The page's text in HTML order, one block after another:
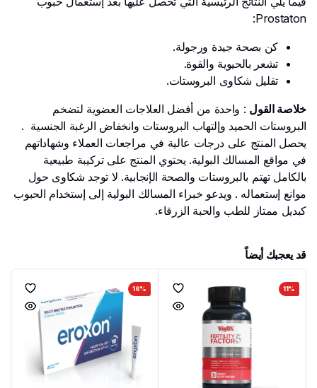
Prostaton:
كن بصحة جيدة ورجولة.
تشعر بالحيوية والقوة.
تقليل شكاوى البروستات.
خلاصة القول : واحدة من أفضل العلاجات العضوية لتضخم
البروستات الحميد وإلتهاب البروستات وانخفاض الرغبة الجنسية .
يحصل المنتج على درجات عالية في مراجعات العملاء وشهاداتهم
في مواقع المسالك البولية. يحتوي المنتج على تركيبة طبيعية
بالكامل تهتم بالبروستات والصحة الإنجابية. لا توجد شكاوى حول
موانع إستعماله . ويدعو خبراء المسالك البولية إلى إستخدام الحبوب
كبديل ممتاز للطب والحبة الزرقاء.
قد يعجبك أيضاً
11%
16%